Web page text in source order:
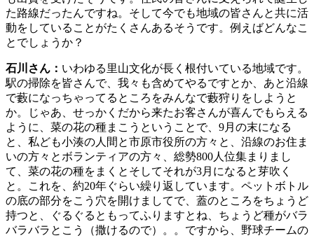
た路線だったんですね。そして今でも地域の皆さんと共に活
動をしていることがたくさんあるそうです。例えばどんなこ
とでしょうか？
石川さん： いわゆる里山文化が長く根付いている地域です。
駅の掃除を皆さんで、我々も含めてやるですとか、あと沿線
で藪になっちゃってるところをみんなで藪狩りをしようと
か。じゃあ、せっかくだから来たお客さんが喜んでもらえる
ように、菜の花の種まこうということで、9月の末になる
と、私ども小湊の人間と市原市役所の方々と、沿線のお住ま
いの方々とボランティアの方々、総勢800人位集まりまし
て、菜の花の種をまくとそしてそれが3月になると芽吹く
と。これを、約20年ぐらい繰り返しています。ペットボトル
の底の部分をこう穴を開けましてで、蓋のところをちょうど
持つと、ぐるぐるともってふりますとね、ちょうど種がバラ
バラバラとこう（撒けるので）。。ですから、野球チームの